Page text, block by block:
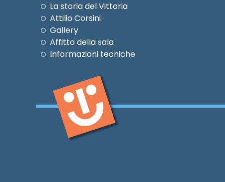
La storia del Vittoria
Attilio Corsini
Gallery
Affitto della sala
Informazioni tecniche